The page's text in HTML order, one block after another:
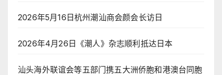
2026年5月16日杭州潮汕商会颜会长访日
2026年4月26日《潮人》杂志顺利抵达日本
汕头海外联谊会等五部门携五大洲侨胞和港澳台同胞